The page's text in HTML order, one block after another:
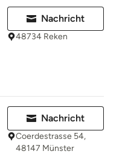
Nachricht
48734 Reken
Nachricht
Coerdestrasse 54,
48147 Münster